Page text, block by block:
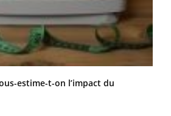
estime-t-on l’impact du